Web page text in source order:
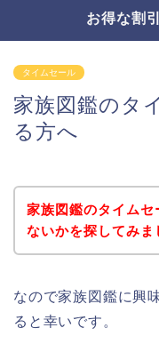
お得な割
タイムセール
家族図鑑のタ
る方へ
家族図鑑のタイム
ないかを探してみま
なので家族図鑑に興
ると幸いです。